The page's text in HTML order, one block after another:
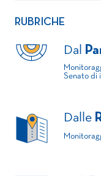
RUBRICHE
Dal
Senato di
Dalle